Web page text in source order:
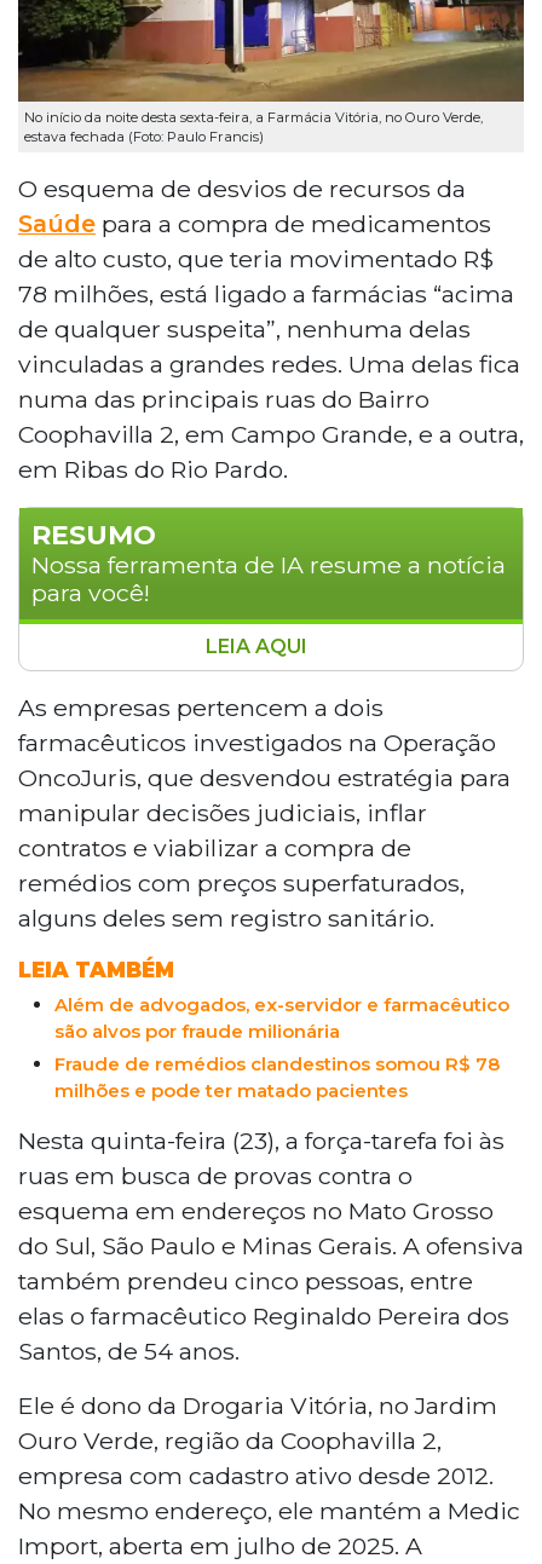
No início da noite desta sexta-feira, a Farmácia Vitória, no Ouro Verde,
estava fechada (Foto: Paulo Francis)
O esquema de desvios de recursos da
Saúde para a compra de medicamentos
de alto custo, que teria movimentado R$
78 milhões, está ligado a farmácias “acima
de qualquer suspeita”, nenhuma delas
vinculadas a grandes redes. Uma delas fica
numa das principais ruas do Bairro
Coophavilla 2, em Campo Grande, e a outra,
em Ribas do Rio Pardo.
RESUMO
Nossa ferramenta de IA resume a notícia
para você!
Dois farmacêuticos donos de
estabelecimentos em Campo Grande e
Ribas do Rio Pardo foram presos na
Operação OncoJuris, que investiga desvio
de R$ 78 milhões da Saúde para compra
de medicamentos superfaturados, alguns
sem registro sanitário. Reginaldo Pereira
dos Santos e Luiz Henrique Marino
integram grupo que também inclui dois
advogados e um ex-servidor da
Secretaria de Estado de Saúde, todos
investigados por organização criminosa,
falsidade documental, lavagem de
dinheiro e desvio de recursos públicos.
LEIA AQUI
As empresas pertencem a dois
farmacêuticos investigados na Operação
OncoJuris, que desvendou estratégia para
manipular decisões judiciais, inflar
contratos e viabilizar a compra de
remédios com preços superfaturados,
alguns deles sem registro sanitário.
LEIA TAMBÉM
Além de advogados, ex-servidor e farmacêutico
são alvos por fraude milionária
Fraude de remédios clandestinos somou R$ 78
milhões e pode ter matado pacientes
Nesta quinta-feira (23), a força-tarefa foi às
ruas em busca de provas contra o
esquema em endereços no Mato Grosso
do Sul, São Paulo e Minas Gerais. A ofensiva
também prendeu cinco pessoas, entre
elas o farmacêutico Reginaldo Pereira dos
Santos, de 54 anos.
Ele é dono da Drogaria Vitória, no Jardim
Ouro Verde, região da Coophavilla 2,
empresa com cadastro ativo desde 2012.
No mesmo endereço, ele mantém a Medic
Import, aberta em julho de 2025. A